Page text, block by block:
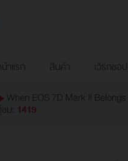
าแรก สินค้า เวิร์กชอป
When EOS 7D Mark II
ม: 1419